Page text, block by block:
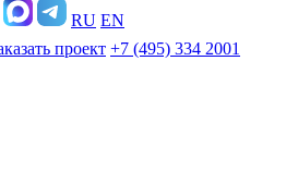
RU EN
проект +7 (495) 334 2001